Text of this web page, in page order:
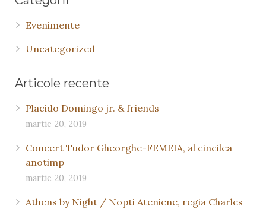
Evenimente
Uncategorized
Articole recente
Placido Domingo jr. & friends
martie 20, 2019
Concert Tudor Gheorghe-FEMEIA, al cincilea
anotimp
martie 20, 2019
Athens by Night / Nopti Ateniene, regia Charles